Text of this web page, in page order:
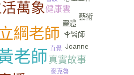
老師
綱老師
萬象
真實故事
健康雲
李醫師
靈體
Joanne
藝術
麥克魯
直覺